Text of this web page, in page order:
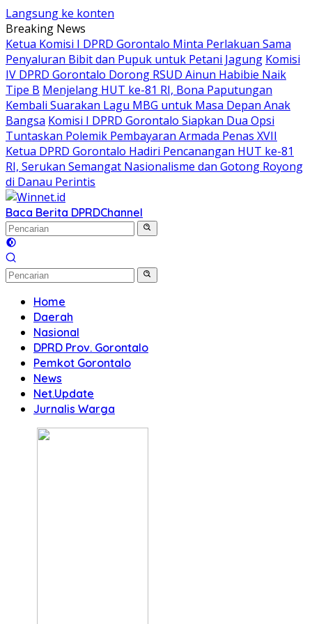
Langsung ke konten
Breaking News
Ketua Komisi I DPRD Gorontalo Minta Perlakuan Sama
Penyaluran Bibit dan Pupuk untuk Petani Jagung Komisi
IV DPRD Gorontalo Dorong RSUD Ainun Habibie Naik
Tipe B Menjelang HUT ke-81 RI, Bona Paputungan
Kembali Suarakan Lagu MBG untuk Masa Depan Anak
Bangsa Komisi I DPRD Gorontalo Siapkan Dua Opsi
Tuntaskan Polemik Pembayaran Armada Penas XVII
Ketua DPRD Gorontalo Hadiri Pencanangan HUT ke-81
RI, Serukan Semangat Nasionalisme dan Gotong Royong
di Danau Perintis
Baca Berita DPRDChannel
Home
Daerah
Nasional
DPRD Prov. Gorontalo
Pemkot Gorontalo
News
Net.Update
Jurnalis Warga